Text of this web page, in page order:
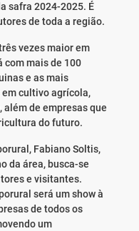
safra 2024-2025. É
de toda a região.
vezes maior em
com mais de 100
e as mais
cultivo agrícola,
de empresas que
do futuro.
Fabiano Soltis,
da área, busca-se
e visitantes.
será um show à
de todos os
um